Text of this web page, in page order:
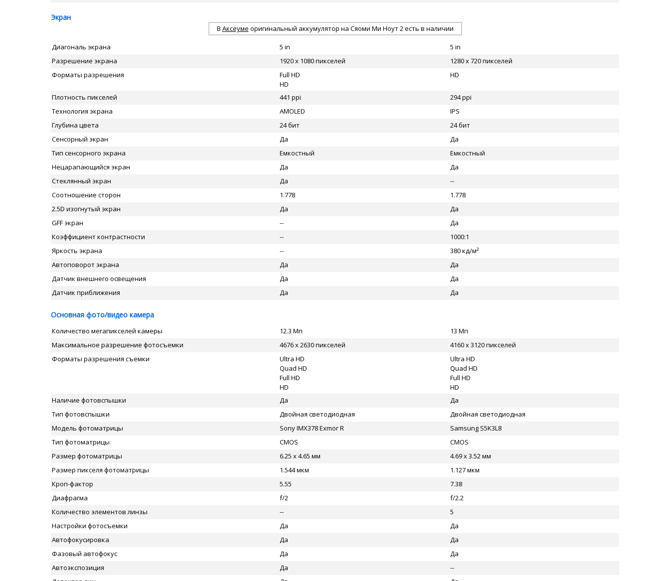
Экран
В Аксеуме оригинальный аккумулятор на Сяоми Ми Ноут 2 есть в наличии
Диагональ экрана 5 in
5 in
Разрешение экрана
1920 x 1080 пикселей
1280 x 720 пикселей
Форматы разрешения
Full HD
HD
HD
Плотность пикселей 441 ppi
294 ppi
Технология экрана
AMOLED
IPS
Глубина цвета
24 бит
24 бит
Сенсорный экран
Да
Да
Тип сенсорного экрана
Емкостный
Емкостный
Нецарапающийся экран
Да
Да
Стеклянный экран
Да
--
Соотношение сторон
1.778
1.778
2.5D изогнутый экран
Да
Да
GFF экран
--
Да
Коэффициент контрастности
--
1000:1
Яркость экрана
--
380 кд/м²
Автоповорот экрана
Да
Да
Датчик внешнего освещения
Да
Да
Датчик приближения
Да Да
Основная фото/видео камера
Количество мегапикселей камеры 12.3 Мп
13 Мп
Максимальное разрешение фотосъемки
4676 x 2630 пикселей
4160 x 3120 пикселей
Форматы разрешения съемки
Ultra HD
Quad HD
Full HD
HD
Ultra HD
Quad HD
Full HD
HD
Наличие фотовспышки
Да
Да
Тип фотовспышки
Двойная светодиодная
Двойная светодиодная
Модель фотоматрицы
Sony IMX378 Exmor R
Samsung S5K3L8
Тип фотоматрицы
CMOS
CMOS
Размер фотоматрицы
6.25 x 4.65 мм
4.69 x 3.52 мм
Размер пикселя фотоматрицы
1.544 мкм
1.127 мкм
Кроп-фактор
5.55
7.38
Диафрагма
f/2
f/2.2
Количество элементов линзы
--
5
Настройки фотосъемки
Да
Да
Автофокусировка
Да
Да
Фазовый автофокус
Да
Да
Автоэкспозиция
Да
--